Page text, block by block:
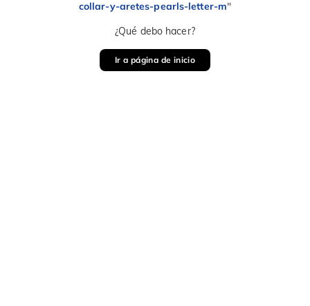
collar-y-aretes-pearls-letter-m"
¿Qué debo hacer?
Ir a página de inicio